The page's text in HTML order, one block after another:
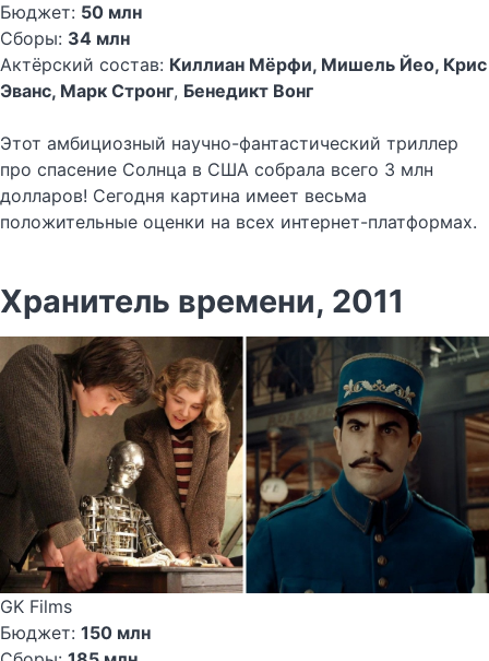
Бюджет: 50 млн
Сборы: 34 млн
Актёрский состав: Киллиан Мёрфи, Мишель Йео, Крис
Эванс, Марк Стронг, Бенедикт Вонг
Этот амбициозный научно-фантастический триллер
про спасение Солнца в США собрала всего 3 млн
долларов! Сегодня картина имеет весьма
положительные оценки на всех интернет-платформах.
Хранитель времени, 2011
GK Films
Бюджет: 150 млн